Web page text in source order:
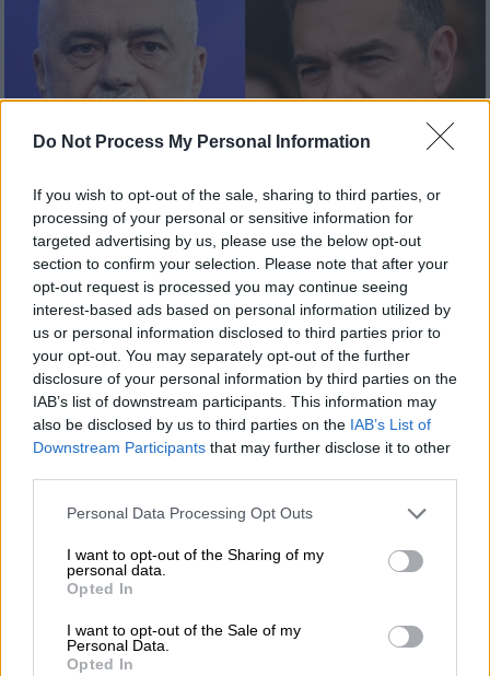
Do Not Process My Personal Information
If you wish to opt-out of the sale, sharing to third parties, or
processing of your personal or sensitive information for
targeted advertising by us, please use the below opt-out
section to confirm your selection. Please note that after your
opt-out request is processed you may continue seeing
interest-based ads based on personal information utilized by
us or personal information disclosed to third parties prior to
your opt-out. You may separately opt-out of the further
disclosure of your personal information by third parties on the
IAB’s list of downstream participants. This information may
also be disclosed by us to third parties on the IAB’s List of
Downstream Participants that may further disclose it to other
Please note that this website/app uses one or more Google
not limited to your visit or usage behaviour. You may click to
grant or deny consent to Google and its third-party tags to
use your data for below specified purposes in below Google
consent section.
Personal Data Processing Opt Outs
I want to opt-out of the Sharing of my
personal data.
Opted In
I want to opt-out of the Sale of my
Personal Data.
Opted In
Πολιτική|01.06.2026 21:30
Ευθεία απάντηση Τσίπρα σε Ράμα: «Δεν
μπορείς να μου κάνεις δημόσια
μαθήματα για το τι είναι ο εθνικισμός»
«Μου προκαλεί έκπληξη το γεγονός ότι
έσπευσες να απαντήσεις με αιχμές περί
εθνικιστικής ρητορικής στην ανακοίνωση
της ΕΛ.Α.Σ για την βία που ασκήθηκε σε
Έλληνα πολίτη», αναφέρει στην ανάρτησή